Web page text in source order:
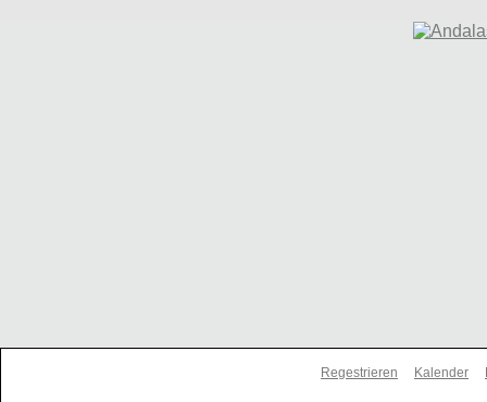
Regestrieren Kalender